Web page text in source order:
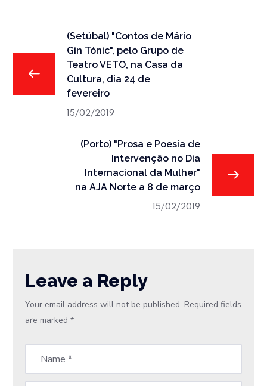
(Setúbal) "Contos de Mário
Gin Tónic", pelo Grupo de
Teatro VETO, na Casa da
Cultura, dia 24 de
fevereiro
15/02/2019
(Porto) "Prosa e Poesia de
Intervenção no Dia
Internacional da Mulher"
na AJA Norte a 8 de março
15/02/2019
Leave a Reply
Your email address will not be published. Required fields
are marked*